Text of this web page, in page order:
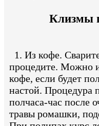
Клизмы
1. Из кофе.
процедите. Можно
кофе, если будет
настой. Процедура
полчаса-час после
травы ромашки,